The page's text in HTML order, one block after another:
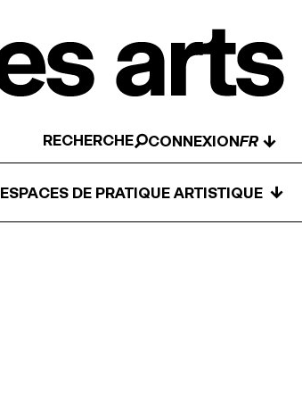
RECHERCHE CONNEXION ↓
ESPACES DE PRATIQUE ARTISTIQUE ↓